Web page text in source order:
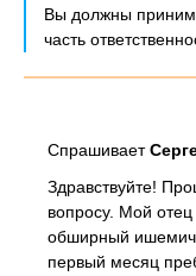
Вы должны
часть
Спрашивает
Здравствуйте!
вопросу. Мой
обширный
первый месяц